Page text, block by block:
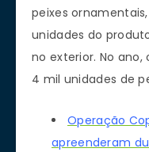
peixes
unidades do
no exterior. No
4 mil unidades de
Operação
apreenderam